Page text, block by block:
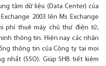
tâm dữ liệu (Data Center) của
2003 lên Ms Exchange
phí thuê máy chủ thư điện tử,
thông tin. Hiện nay các nhân
thông tin của Công ty tại mọi
nhất (SSO). Giúp SHB tiết kiệm